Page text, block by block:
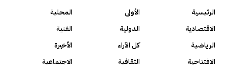
الرئيسية الأولى
المحلية
الاقتصادية
الدولية
الفنية
الرياضية
كل الآراء
الأخيرة
الافتتاحية
الثقافية الاجتماعية